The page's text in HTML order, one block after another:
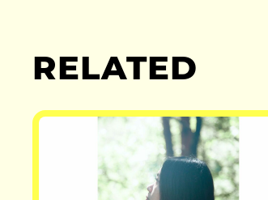
RELATED